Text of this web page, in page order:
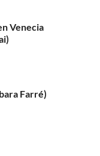
Venecia
Farré)